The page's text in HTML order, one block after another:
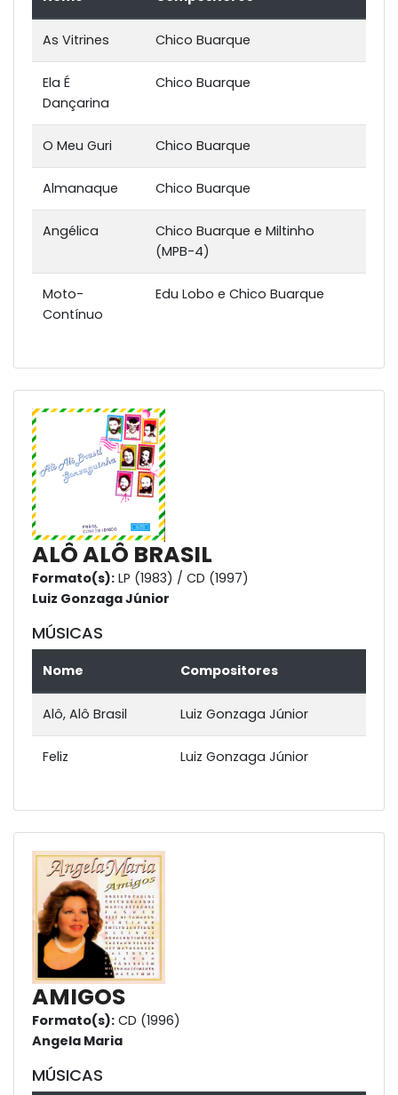
As Vitrines Chico Buarque
Ela É
Dançarina
Chico Buarque
O Meu Guri Chico Buarque
Almanaque Chico Buarque
Angélica
Chico Buarque e Miltinho
(MPB-4)
Moto-
Contínuo
Edu Lobo e Chico Buarque
ALÔ ALÔ BRASIL
Formato(s): LP (1983) / CD (1997)
Luiz Gonzaga Júnior
MÚSICAS
Nome Compositores
Alô, Alô Brasil Luiz Gonzaga Júnior
Feliz Luiz Gonzaga Júnior
AMIGOS
Formato(s): CD (1996)
Angela Maria
MÚSICAS